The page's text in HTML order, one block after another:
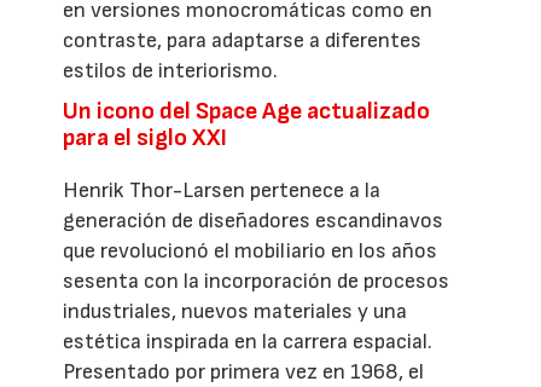
en versiones monocromáticas como en
contraste, para adaptarse a diferentes
estilos de interiorismo.
Un icono del Space Age actualizado
para el siglo XXI
Henrik Thor-Larsen pertenece a la
generación de diseñadores escandinavos
que revolucionó el mobiliario en los años
sesenta con la incorporación de procesos
industriales, nuevos materiales y una
estética inspirada en la carrera espacial.
Presentado por primera vez en 1968, el